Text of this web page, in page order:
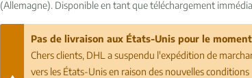
(Allemagne). Disponible en tant que téléchargement
Pas de livraison aux États-Unis pour le moment
Chers clients, DHL a suspendu l'expédition de
vers les États-Unis en raison des nouvelles conditions